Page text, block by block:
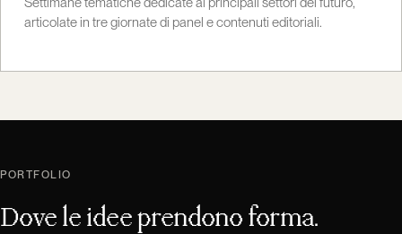
articolate in tre giornate di panel e contenuti editoriali.
PORTFOLIO
Dove le idee prendono forma.